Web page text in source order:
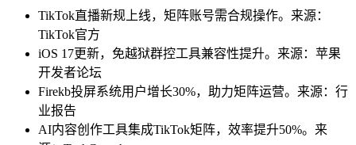
TikTok直播新规上线，矩阵账号需合规操作。来源：
TikTok官方
iOS 17更新，免越狱群控工具兼容性提升。来源：苹果
开发者论坛
Firekb投屏系统用户增长30%，助力矩阵运营。来源：行
业报告
AI内容创作工具集成TikTok矩阵，效率提升50%。来